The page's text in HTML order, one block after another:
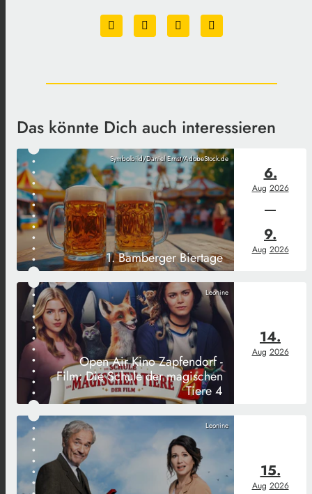
Das könnte Dich auch interessieren
Symbolbild/Daniel Ernst/AdobeStock.de
1. Bamberger Biertage
6.
Aug 2026
9.
Aug 2026
Leonine
Open Air Kino Zapfendorf -
Film: Die Schule der magischen
Tiere 4
14.
Aug 2026
Leonine
15.
Aug 2026